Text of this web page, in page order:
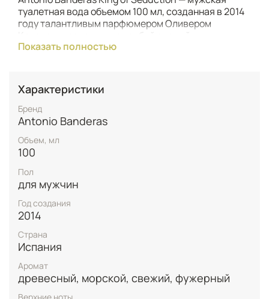
туалетная вода объемом 100 мл, созданная в 2014
году талантливым парфюмером Оливером
уникальный аромат, который погружает в
значение соблазна и является ароматом,
достойным короля, заключенным в элегантный и
изысканный синий флакон.
Композиция открывается яркой и оптимистичной
симфонией цитрусовых и фруктовых верхних нот
из бергамота, ананаса, грейпфрута и зеленого
элегантность. Сердце аромата раскрывается
изысканными нотами нероли, жасмина, кардамона
и акватического аккорда, где пряные мотивы
кардамона переплетаются со страстью жасмина и
королевская композиция сильной и мужественной
базой из кедра, ветивера, белого мускуса и
амбрового аккорда.
Показать полностью
Характеристики
Бренд
Antonio Banderas
Объем, мл
100
Пол
для мужчин
Год создания
2014
Страна
Испания
Аромат
древесный, морской, свежий, фужерный